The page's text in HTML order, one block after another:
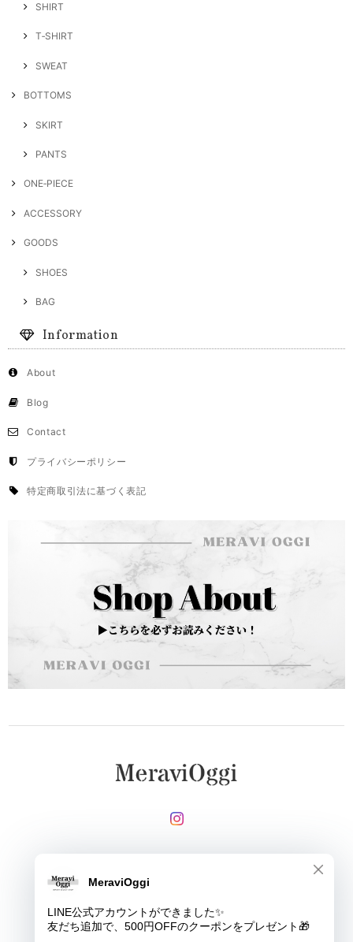
SHIRT
T‐SHIRT
SWEAT
BOTTOMS
SKIRT
PANTS
ONE‐PIECE
ACCESSORY
GOODS
SHOES
BAG
Information
About
Blog
Contact
プライバシーポリシー
特定商取引法に基づく表記